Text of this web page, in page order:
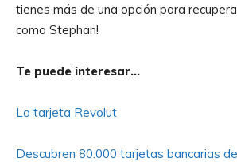
tienes más de una opción para
como Stephan!
Te puede interesar…
La tarjeta Revolut
Descubren 80.000 tarjetas bancarias